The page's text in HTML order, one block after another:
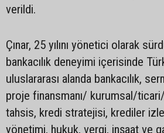
verildi.
Çınar, 25 yılını yönetici olarak
bankacılık deneyimi içerisinde
uluslararası alanda bankacılık,
proje finansmanı/ kurumsal/
tahsis, kredi stratejisi, krediler
yönetimi, hukuk, vergi, inşaat ve